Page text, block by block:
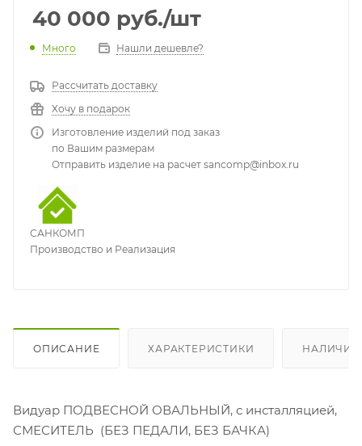
40 000 руб./шт
Много Нашли дешевле?
Рассчитать доставку
Хочу в подарок
Изготовление изделий под заказ
по Вашим размерам
Отправить изделие на расчет sancomp@inbox.ru
САНКОМП
Производство и Реализация
ОПИСАНИЕ ХАРАКТЕРИСТИКИ НАЛИЧИЕ
Видуар ПОДВЕСНОЙ ОВАЛЬНЫЙ, с инсталляцией,
СМЕСИТЕЛЬ (БЕЗ ПЕДАЛИ, БЕЗ БАЧКА)